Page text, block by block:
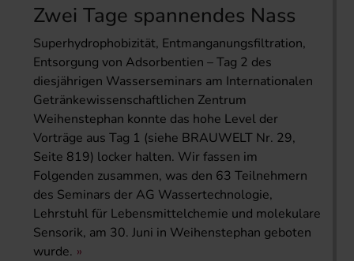
Zwei Tage spannendes Nass
Superhydrophobizität, Entmanganungsfiltration,
Entsorgung von Adsorbentien – Tag 2 des
diesjährigen Wasserseminars am Internationalen
Getränkewissenschaftlichen Zentrum
Weihenstephan konnte das hohe Level der
Vorträge aus Tag 1 (siehe BRAUWELT Nr. 29,
Seite 819) locker halten. Wir fassen im
Folgenden zusammen, was den 63 Teilnehmern
des Seminars der AG Wassertechnologie,
Lehrstuhl für Lebensmittelchemie und molekulare
Sensorik, am 30. Juni in Weihenstephan geboten
wurde.